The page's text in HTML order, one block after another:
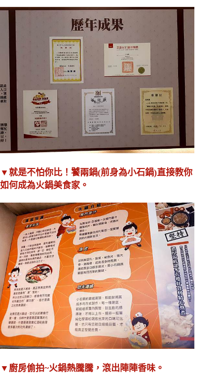
▼就是不怕你比！饕兩鍋(前身為小石鍋)直接教你
如何成為火鍋美食家。
▼廚房偷拍~火鍋熱騰騰，滾出陣陣香味。